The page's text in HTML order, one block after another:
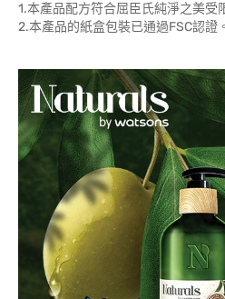
1.本產品配方符合屈臣氏純淨之美受
2.本產品的紙盒包裝已通過FSC認證。